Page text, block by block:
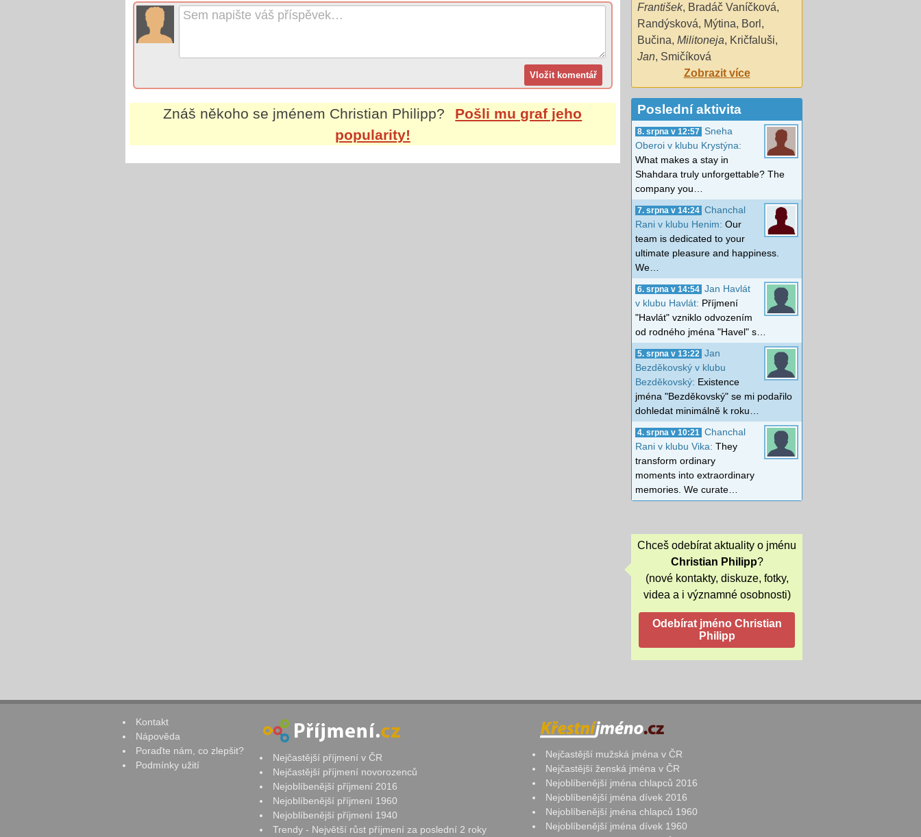
Znáš někoho se jménem Christian Philipp?
Pošli mu graf jeho
popularity!
František, Bradáč Vaníčková,
Randýsková, Mýtina, Borl ,
Bučina, Militoneja, Kričfaluši,
Jan, Smičíková
Zobrazit více
Poslední aktivita
8. srpna v 12:57
Sneha
Oberoi v klubu Krystýna:
What makes a stay in
Shahdara truly unforgettable? The
company you…
7. srpna v 14:24 Chanchal
Rani v klubu Henim: Our
team is dedicated to your
ultimate pleasure and happiness.
We…
6. srpna v 14:54 Jan Havlát
v klubu Havlát: Příjmení
"Havlát" vzniklo odvozením
od rodného jména "Havel" s…
5. srpna v 13:22
Jan
Bezděkovský v klubu
Bezděkovský: Existence
jména "Bezděkovský" se mi podařilo
dohledat minimálně k roku…
4. srpna v 10:21
Chanchal
Rani v klubu Vika: They
transform ordinary
moments into extraordinary
memories. We curate…
Chceš odebírat aktuality o jménu
Christian Philipp?
(nové kontakty, diskuze, fotky,
videa a i významné osobnosti)
Kontakt
Nápověda
Poraďte nám, co zlepšit?
Podmínky užití
Nejčastější příjmení v ČR
Nejčastější příjmení novorozenců
Nejoblíbenější příjmení 2016
Nejoblíbenější příjmení 1960
Nejoblíbenější příjmení 1940
Trendy - Největší růst příjmení za poslední 2 roky
Nejčastější mužská jména v ČR
Nejčastější ženská jména v ČR
Nejoblíbenější jména chlapců 2016
Nejoblíbenější jména dívek 2016
Nejoblíbenější jména chlapců 1960
Nejoblíbenější jména dívek 1960